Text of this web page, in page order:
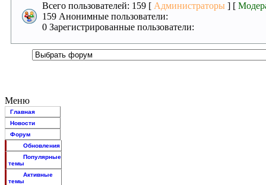
Всего пользователей: 159 [ Администраторы ] [
159 Анонимные пользователи:
0 Зарегистрированные пользователи:
Меню
Главная
Новости
Форум
Обновления
Популярные
темы
Активные
темы